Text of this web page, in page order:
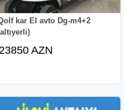
/
kar El avto Dg-m4+2
23850 AZN